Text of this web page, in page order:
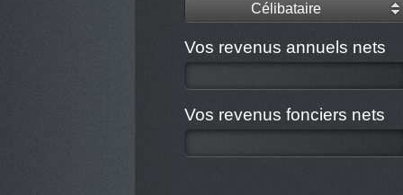
Célibataire
Vos revenus annuels nets
Vos revenus fonciers nets